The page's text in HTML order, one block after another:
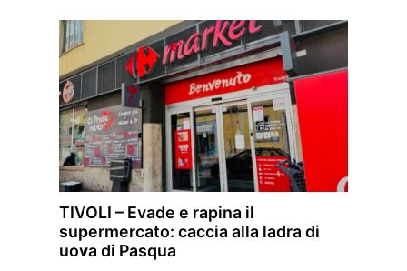
TIVOLI – Evade e rapina il
supermercato: caccia alla ladra di
uova di Pasqua